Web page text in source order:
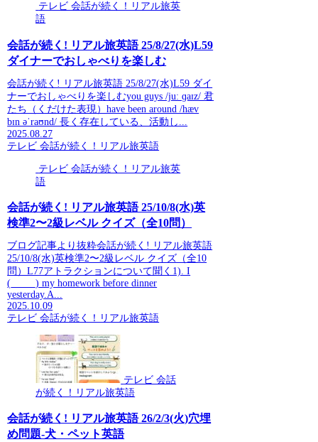
テレビ 会話が続く！リアル旅英
語
会話が続く! リアル旅英語 25/8/27(水)L59
ダイナーでおしゃべりを楽しむ
会話が続く! リアル旅英語 25/8/27(水)L59 ダイ
ナーでおしゃべりを楽しむyou guys /juː ɡaɪz/ 君
たち（くだけた表現）have been around /hæv
bɪn əˈraʊnd/ 長く存在している、活動し...
2025.08.27
テレビ 会話が続く！リアル旅英語
テレビ 会話が続く！リアル旅英
語
会話が続く! リアル旅英語 25/10/8(水)英
検準2〜2級レベル クイズ（全10問）
ブログ記事より抜粋会話が続く! リアル旅英語
25/10/8(水)英検準2〜2級レベル クイズ（全10
問）L77アトラクションについて聞く1). I
(_____) my homework before dinner
yesterday.A...
2025.10.09
テレビ 会話が続く！リアル旅英語
テレビ 会話
が続く！リアル旅英語
会話が続く! リアル旅英語 26/2/3(火)穴埋
め問題-犬・ペット英語